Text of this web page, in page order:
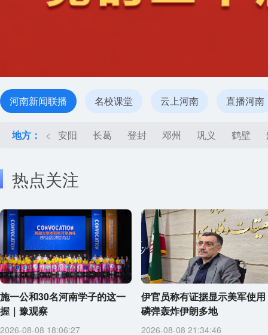
河南新闻联播 名校课堂 云上河南 直播河南
地方： < 安阳 长葛 登封 邓州 巩义 鹤壁
热点关注
施一公和30名河南学子的这一
握｜豫观察
2026-08-08 18:06:27
伊官员称有证据显示美军使用
磷弹轰炸伊朗多地
2026-08-08 21:34:46